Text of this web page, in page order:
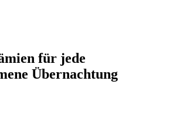
für jede
Übernachtung